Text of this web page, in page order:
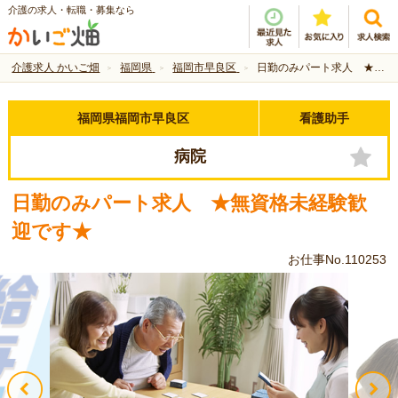
介護の求人・転職・募集なら
介護求人 かいご畑 福岡県 福岡市早良区 日勤のみパート求人 ★無資格未経験歓迎です★
福岡県福岡市早良区 看護助手
病院
日勤のみパート求人 ★無資格未経験歓
迎です★
お仕事No.110253